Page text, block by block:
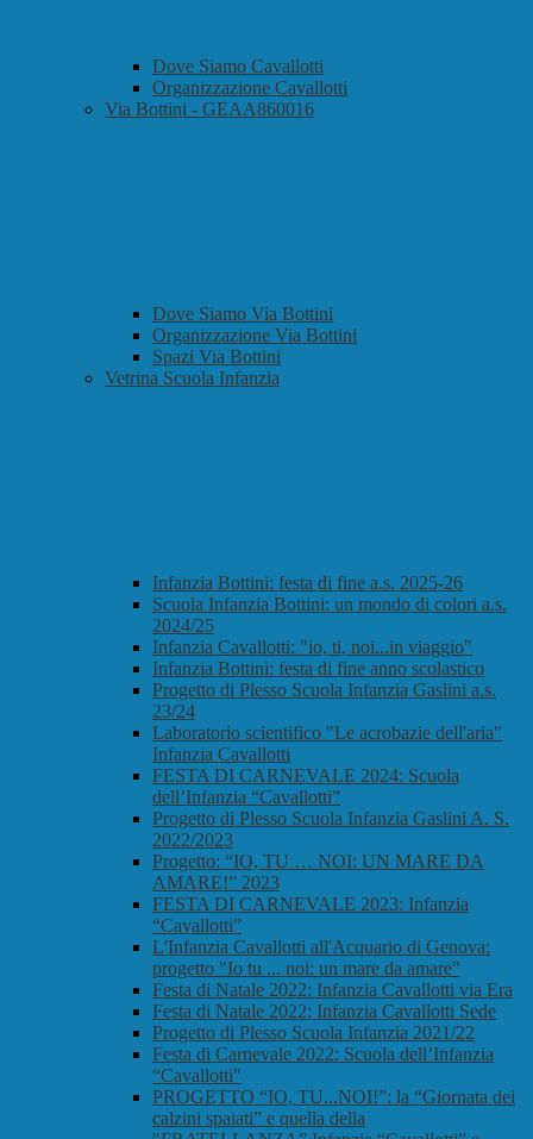
Dove Siamo Cavallotti
Organizzazione Cavallotti
Via Bottini - GEAA860016
Dove Siamo Via Bottini
Organizzazione Via Bottini
Spazi Via Bottini
Vetrina Scuola Infanzia
Infanzia Bottini: festa di fine a.s. 2025-26
Scuola Infanzia Bottini: un mondo di colori a.s.
2024/25
Infanzia Cavallotti: "io, ti, noi...in viaggio"
Infanzia Bottini: festa di fine anno scolastico
Progetto di Plesso Scuola Infanzia Gaslini a.s.
23/24
Laboratorio scientifico "Le acrobazie dell'aria"
Infanzia Cavallotti
FESTA DI CARNEVALE 2024: Scuola
dell’Infanzia “Cavallotti”
Progetto di Plesso Scuola Infanzia Gaslini A. S.
2022/2023
Progetto: “IO, TU … NOI: UN MARE DA
AMARE!” 2023
FESTA DI CARNEVALE 2023: Infanzia
“Cavallotti”
L'Infanzia Cavallotti all'Acquario di Genova:
progetto "Io tu ... noi: un mare da amare"
Festa di Natale 2022: Infanzia Cavallotti via Era
Festa di Natale 2022: Infanzia Cavallotti Sede
Progetto di Plesso Scuola Infanzia 2021/22
Festa di Carnevale 2022: Scuola dell’Infanzia
“Cavallotti"
PROGETTO “IO, TU...NOI!”: la “Giornata dei
calzini spaiati” e quella della